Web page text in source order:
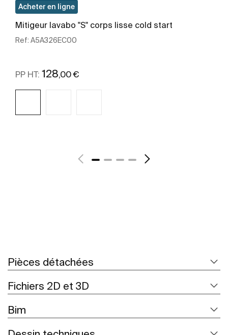
Acheter en ligne
Mitigeur lavabo "S" corps lisse cold start
Ref: A5A326EC00
PP HT: 128 ,00 €
Pièces détachées
Fichiers 2D et 3D
Bim